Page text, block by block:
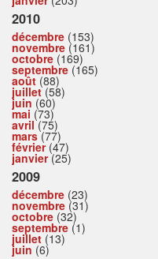
2010
décembre (153)
novembre (161)
octobre (169)
septembre (165)
août (88)
juillet(58)
juin (60)
mai (73)
avril(75)
mars(77)
février(47)
janvier(25)
2009
décembre (23)
novembre (31)
octobre (32)
septembre (1)
juillet (13)
juin (6)